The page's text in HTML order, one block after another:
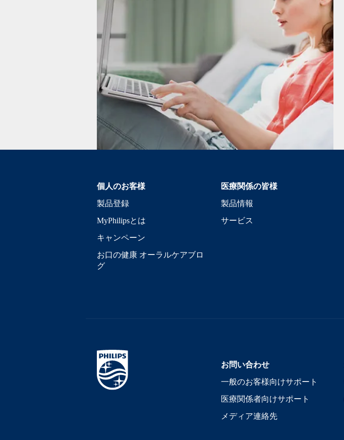
個人のお客様
製品登録
MyPhilipsとは
キャンペーン
お口の健康 オーラルケアブロ
グ
医療関係の皆様
製品情報
サービス
お問い合わせ
一般のお客様向けサポート
医療関係者向けサポート
メディア連絡先